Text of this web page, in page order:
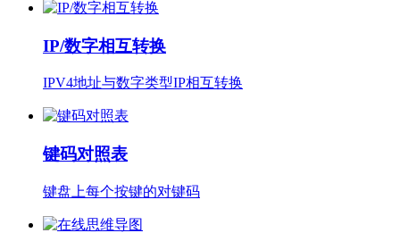
IP/数字相互转换
IPV4地址与数字类型IP相互转换
键码对照表
键盘上每个按键的对键码